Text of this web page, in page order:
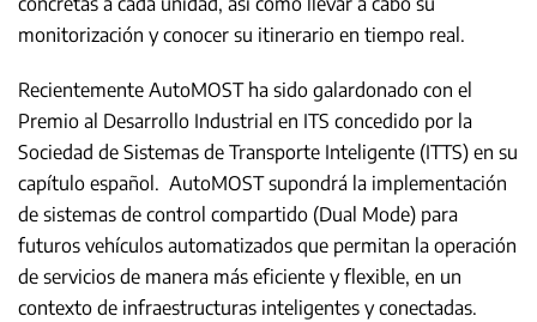
monitorización y conocer su itinerario en tiempo real.
Recientemente AutoMOST ha sido galardonado con el
Premio al Desarrollo Industrial en ITS concedido por la
Sociedad de Sistemas de Transporte Inteligente (ITTS) en su
capítulo español. AutoMOST supondrá la implementación
de sistemas de control compartido (Dual Mode) para
futuros vehículos automatizados que permitan la operación
de servicios de manera más eficiente y flexible, en un
contexto de infraestructuras inteligentes y conectadas.